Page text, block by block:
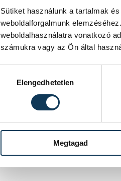
Sütiket használunk a tartalmak
weboldalforgalmunk
weboldalhasználatra vonatkozó
számukra vagy az Ön által
Elengedhetetlen
Megtagad